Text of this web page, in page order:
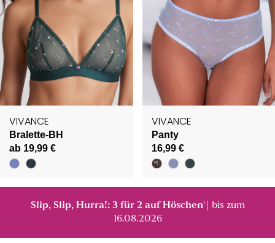
VIVANCE
Bralette-BH
ab 19,99 €
VIVANCE
Panty
16,99 €
Slip, Slip, Hurra!: 3 für 2 auf Höschen¹
| bis zum
16.08.2026